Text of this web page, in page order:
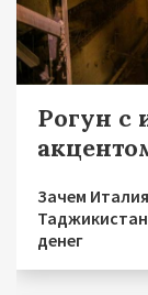
Рогун с
Зачем
денег